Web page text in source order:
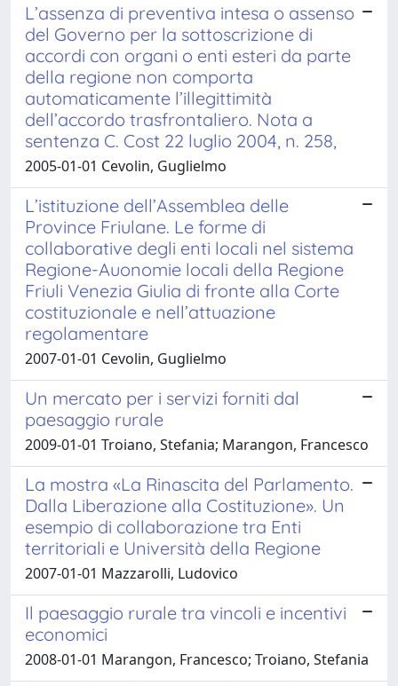
L’assenza di preventiva intesa o assenso
del Governo per la sottoscrizione di
accordi con organi o enti esteri da parte
della regione non comporta
automaticamente l’illegittimità
dell’accordo trasfrontaliero. Nota a
sentenza C. Cost 22 luglio 2004, n. 258,
2005-01-01 Cevolin, Guglielmo
L’istituzione dell’Assemblea delle
Province Friulane. Le forme di
collaborative degli enti locali nel sistema
Regione-Auonomie locali della Regione
Friuli Venezia Giulia di fronte alla Corte
costituzionale e nell’attuazione
regolamentare
2007-01-01 Cevolin, Guglielmo
Un mercato per i servizi forniti dal
paesaggio rurale
2009-01-01 Troiano, Stefania; Marangon, Francesco
La mostra «La Rinascita del Parlamento.
Dalla Liberazione alla Costituzione». Un
esempio di collaborazione tra Enti
territoriali e Università della Regione
2007-01-01 Mazzarolli, Ludovico
Il paesaggio rurale tra vincoli e incentivi
economici
2008-01-01 Marangon, Francesco; Troiano, Stefania